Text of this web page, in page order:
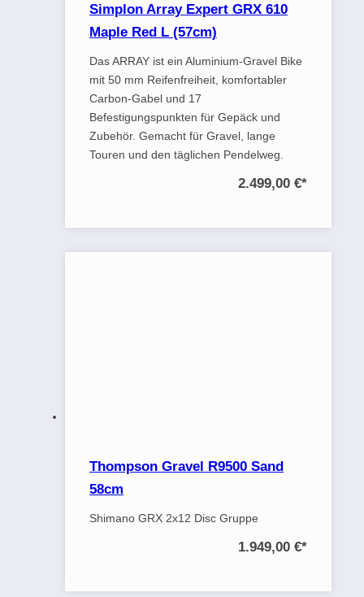
Simplon Array Expert GRX 610
Maple Red L (57cm)
Das ARRAY ist ein Aluminium-Gravel Bike
mit 50 mm Reifenfreiheit, komfortabler
Carbon-Gabel und 17
Befestigungspunkten für Gepäck und
Zubehör. Gemacht für Gravel, lange
Touren und den täglichen Pendelweg.
2.499,00 €*
Thompson Gravel R9500 Sand
58cm
Shimano GRX 2x12 Disc Gruppe
1.949,00 €*